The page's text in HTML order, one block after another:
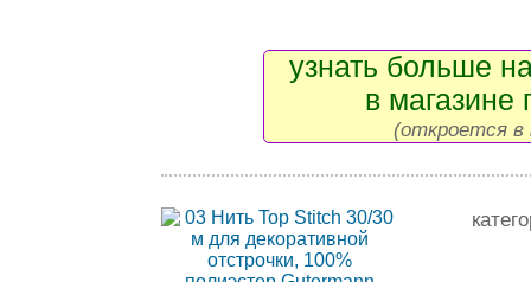
узнать больше
в магазине
(откроется в